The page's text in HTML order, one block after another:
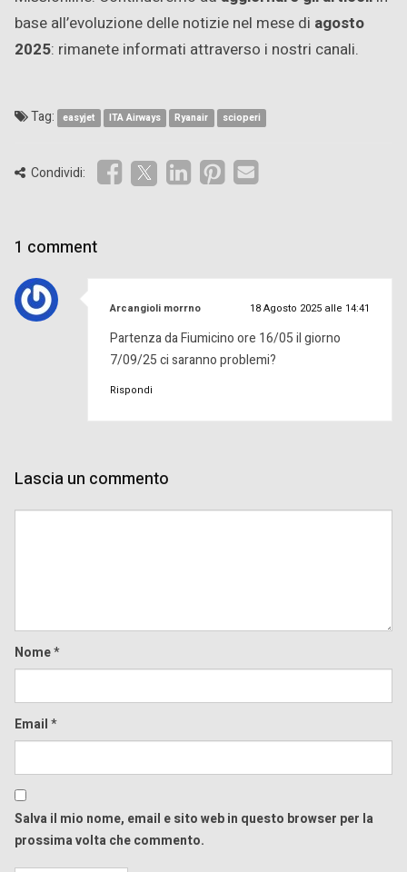
base all’evoluzione delle notizie nel mese di agosto
2025: rimanete informati attraverso i nostri canali.
Tag: easyjet ITA Airways Ryanair scioperi
Condividi:
1 comment
Arcangioli morrnoha
18 Agosto 2025 alle 14:41
Partenza da Fiumicino ore 16/05 il giorno
7/09/25 ci saranno problemi?
Rispondi
Lascia un commento
Nome*
Email*
Salva il mio nome, email e sito web in questo browser per la
prossima volta che commento.